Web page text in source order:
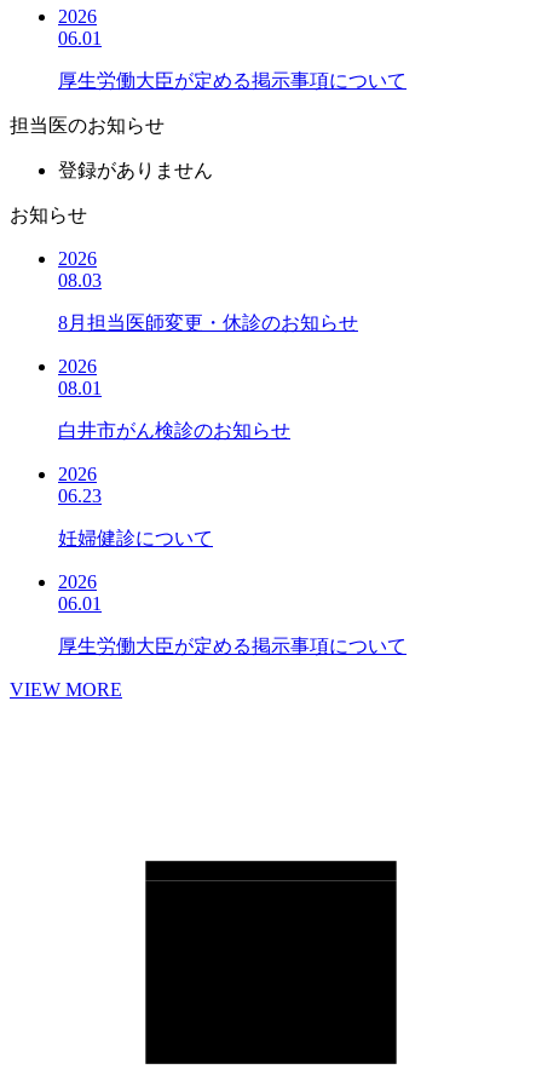
2026
06.01
厚生労働大臣が定める掲示事項について
担当医のお知らせ
登録がありません
お知らせ
2026
08.03
8月担当医師変更・休診のお知らせ
2026
08.01
白井市がん検診のお知らせ
2026
06.23
妊婦健診について
2026
06.01
厚生労働大臣が定める掲示事項について
VIEW MORE